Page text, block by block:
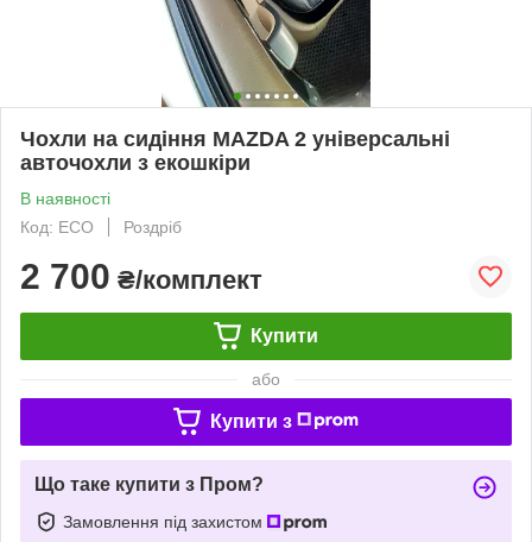
Чохли на сидіння MAZDA 2 універсальні
авточохли з екошкіри
В наявності
Код: ECO
Роздріб
2 700 ₴/комплект
Купити
або
Купити з
Що таке купити з Пром?
Замовлення під захистом